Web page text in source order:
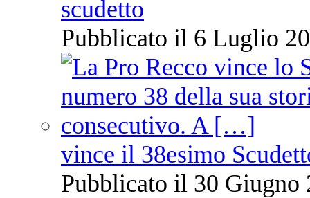
scudetto
Pubblicato il 6 Luglio
vince il 38esimo
Pubblicato il 30 Giugno